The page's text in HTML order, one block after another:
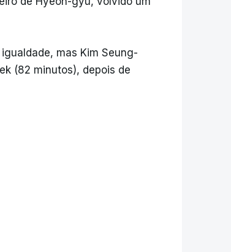
mas Kim Seung-
(82 minutos), depois de